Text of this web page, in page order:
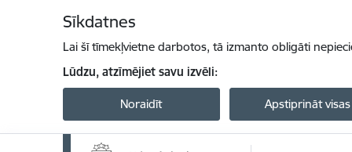
Sīkdatnes
Lai šī tīmekļvietne darbotos, tā izmanto obligāti
Lūdzu, atzīmējiet savu izvēli:
Noraidīt Apstiprināt visas